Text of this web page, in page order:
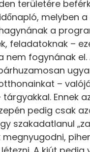
területére
melyben a
a
feladatoknak –
nem fogynának
–
Ennek
pedig csak
szakadatlanul